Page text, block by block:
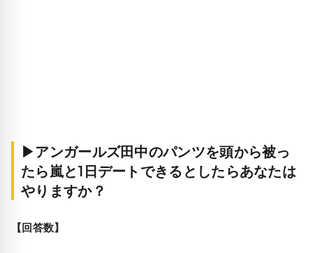
▶アンガールズ田中のパンツを頭から被っ
たら嵐と1日デートできるとしたらあなたは
やりますか？
【回答数】